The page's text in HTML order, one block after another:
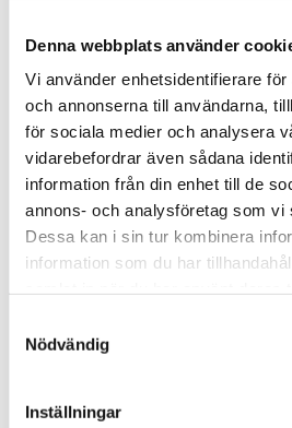
Denna webbplats använder
Vi använder enhetsidentifierare
och annonserna till användarna,
för sociala medier och analysera
vidarebefordrar även sådana
information från din enhet till de
annons- och analysföretag som vi
Dessa kan i sin tur kombinera
information som du har
Nödvändig
Inställningar
Ångrengöring